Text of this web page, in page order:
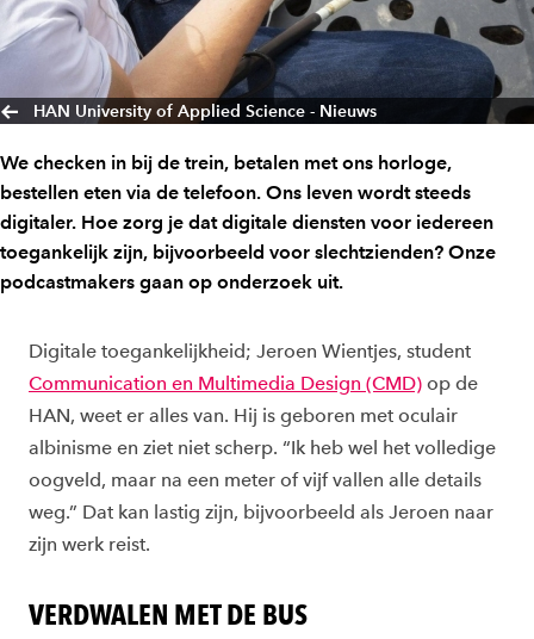
HAN University of Applied Science - Nieuws
We checken in bij de trein, betalen met ons horloge,
bestellen eten via de telefoon. Ons leven wordt steeds
digitaler. Hoe zorg je dat digitale diensten voor iedereen
toegankelijk zijn, bijvoorbeeld voor slechtzienden? Onze
podcastmakers gaan op onderzoek uit.
Digitale toegankelijkheid; Jeroen Wientjes, student
Communication en Multimedia Design (CMD) op de
HAN, weet er alles van. Hij is geboren met oculair
albinisme en ziet niet scherp. “Ik heb wel het volledige
oogveld, maar na een meter of vijf vallen alle details
weg.” Dat kan lastig zijn, bijvoorbeeld als Jeroen naar
zijn werk reist.
VERDWALEN MET DE BUS